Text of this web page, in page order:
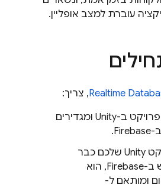
למצב אופליין.
Realtime, צריך:
רושמים את הפרויקט ב-Unity ומגדירים
אם פרויקט Unity שלכם כבר
משתמש ב-Firebase, הוא
ל-